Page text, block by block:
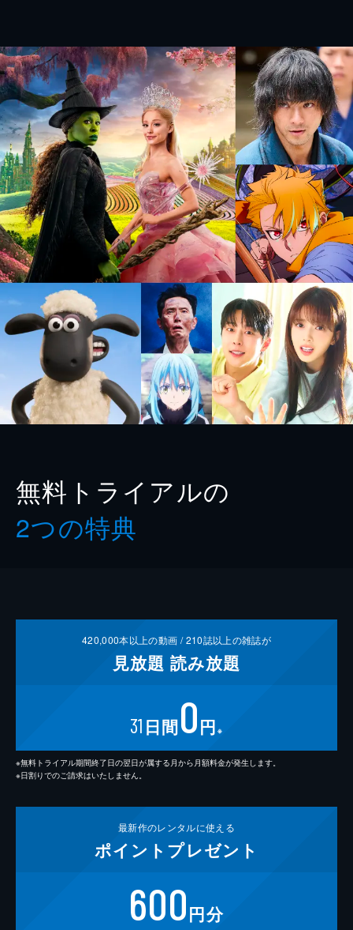
無料トライアルの
2つの特典
420,000本以上の動画 /210誌以上の雑誌が
見放題 読み放題
31 日間0円 ※
※無料トライアル期間終了日の翌日が属する月から月額料金が発生します。
※日割りでのご請求はいたしません。
最新作のレンタルに使える
ポイント プレゼント
600円分